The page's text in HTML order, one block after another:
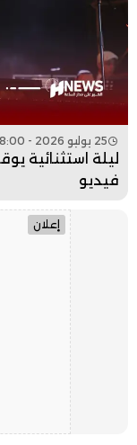
25 يوليو 2026 - 18:00
ليلة استثنائية
فيديو
إعلان